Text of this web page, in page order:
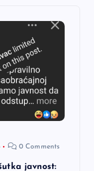
0 Comments
javnost: